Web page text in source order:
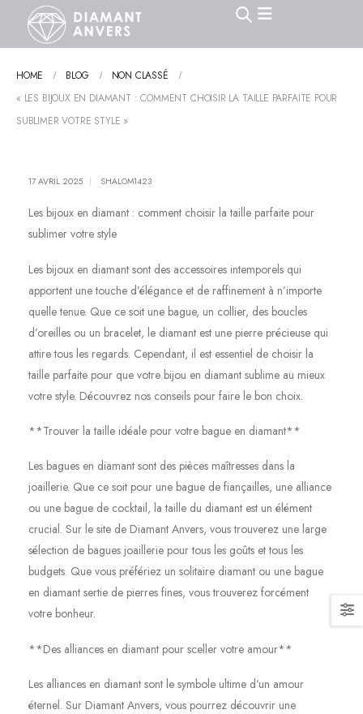
HOME BLOG
NON CLASSÉ
« LES BIJOUX EN DIAMANT : COMMENT CHOISIR LA TAILLE PARFAITE POUR
SUBLIMER VOTRE STYLE »
17 AVRIL 2025 SHALOM1423
Les bijoux en diamant : comment choisir la taille parfaite pour
sublimer votre style
Les bijoux en diamant sont des accessoires intemporels qui
apportent une touche d’élégance et de raffinement à n’importe
quelle tenue. Que ce soit une bague, un collier, des boucles
d’oreilles ou un bracelet, le diamant est une pierre précieuse qui
attire tous les regards. Cependant, il est essentiel de choisir la
taille parfaite pour que votre bijou en diamant sublime au mieux
votre style. Découvrez nos conseils pour faire le bon choix.
**Trouver la taille idéale pour votre bague en diamant**
Les bagues en diamant sont des pièces maîtresses dans la
joaillerie. Que ce soit pour une bague de fiançailles, une alliance
ou une bague de cocktail, la taille du diamant est un élément
crucial. Sur le site de Diamant Anvers, vous trouverez une large
sélection de bagues joaillerie pour tous les goûts et tous les
budgets. Que vous préfériez un solitaire diamant ou une bague
en diamant sertie de pierres fines, vous trouverez forcément
votre bonheur.
**Des alliances en diamant pour sceller votre amour**
Les alliances en diamant sont le symbole ultime d’un amour
éternel. Sur Diamant Anvers, vous pourrez découvrir une